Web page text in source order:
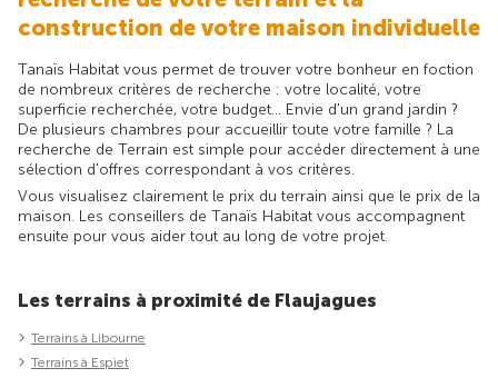
construction de votre maison individuelle
Tanaïs Habitat vous permet de trouver votre bonheur en foction
de nombreux critères de recherche : votre localité, votre
superficie recherchée, votre budget... Envie d'un grand jardin ?
De plusieurs chambres pour accueillir toute votre famille ? La
recherche de Terrain est simple pour accéder directement à une
sélection d'offres correspondant à vos critères.
Vous visualisez clairement le prix du terrain ainsi que le prix de la
maison. Les conseillers de Tanaïs Habitat vous accompagnent
ensuite pour vous aider tout au long de votre projet.
Les terrains à proximité de Flaujagues
Terrains à Libourne
Terrains à Espiet